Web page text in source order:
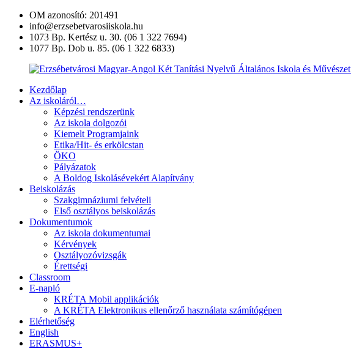
Ugrás
tartalomra
OM azonosító: 201491
info@erzsebetvarosiiskola.hu
1073 Bp. Kertész u. 30. (06 1 322 7694)
1077 Bp. Dob u. 85. (06 1 322 6833)
Erzsébetvárosi
Művészeti
Szakgimnázium
Kezdőlap
Az iskoláról…
Képzési rendszerünk
Az iskola dolgozói
Kiemelt Programjaink
Etika/Hit- és erkölcstan
ÖKO
Pályázatok
A Boldog Iskolásévekért Alapítvány
Beiskolázás
Szakgimnáziumi felvételi
Első osztályos beiskolázás
Dokumentumok
Az iskola dokumentumai
Kérvények
Osztályozóvizsgák
Érettségi
Classroom
E-napló
KRÉTA Mobil applikációk
A KRÉTA Elektronikus ellenőrző használata számítógépen
Elérhetőség
English
ERASMUS+